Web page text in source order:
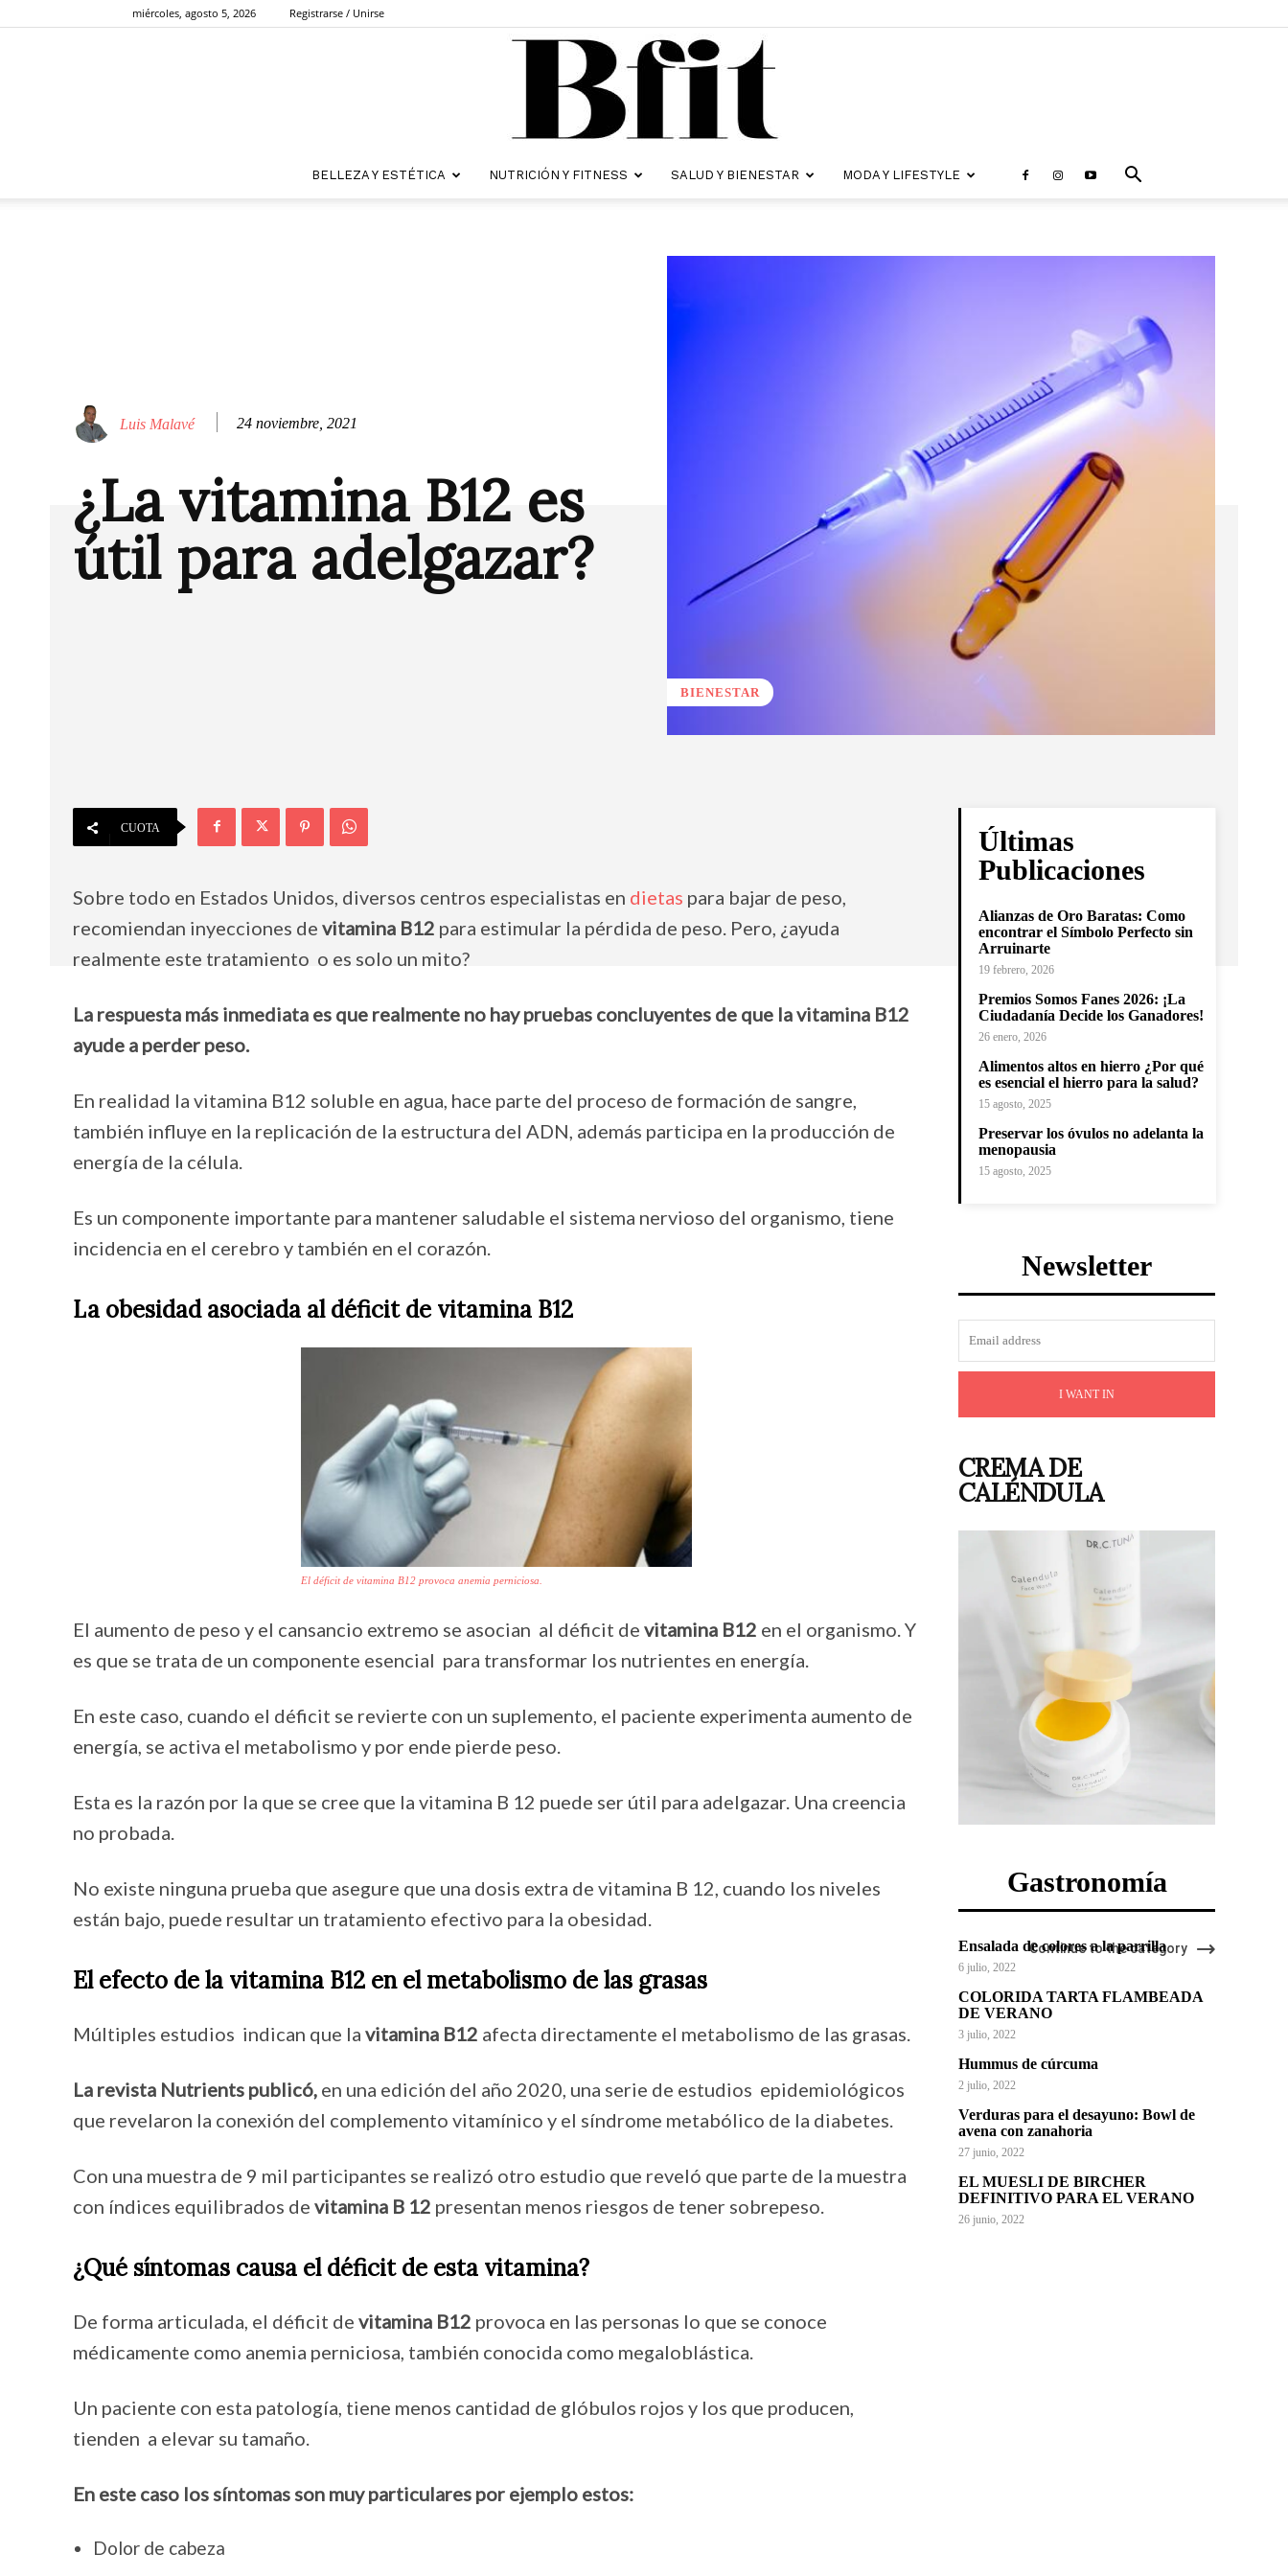
miércoles, agosto 5, 2026 Registrarse / Unirse
BELLEZA Y ESTÉTICA NUTRICIÓN Y FITNESS SALUD Y BIENESTAR MODA Y LIFESTYLE
Luis Malavé 24 noviembre, 2021
¿La vitamina B12 es
útil para adelgazar?
BIENESTAR
CUOTA
Sobre todo en Estados Unidos, diversos centros especialistas en dietas para bajar de peso,
recomiendan inyecciones de vitamina B12 para estimular la pérdida de peso. Pero, ¿ayuda
realmente este tratamiento o es solo un mito?
La respuesta más inmediata es que realmente no hay pruebas concluyentes de que la vitamina B12
ayude a perder peso.
En realidad la vitamina B12 soluble en agua, hace parte del proceso de formación de sangre,
también influye en la replicación de la estructura del ADN, además participa en la producción de
energía de la célula.
Es un componente importante para mantener saludable el sistema nervioso del organismo, tiene
incidencia en el cerebro y también en el corazón.
La obesidad asociada al déficit de vitamina B12
El déficit de vitamina B12 provoca anemia perniciosa.
El aumento de peso y el cansancio extremo se asocian al déficit de vitamina B12 en el organismo. Y
es que se trata de un componente esencial para transformar los nutrientes en energía.
En este caso, cuando el déficit se revierte con un suplemento, el paciente experimenta aumento de
energía, se activa el metabolismo y por ende pierde peso.
Esta es la razón por la que se cree que la vitamina B 12 puede ser útil para adelgazar. Una creencia
no probada.
No existe ninguna prueba que asegure que una dosis extra de vitamina B 12, cuando los niveles
están bajo, puede resultar un tratamiento efectivo para la obesidad.
El efecto de la vitamina B12 en el metabolismo de las grasas
Múltiples estudios indican que la vitamina B12 afecta directamente el metabolismo de las grasas.
La revista Nutrients publicó, en una edición del año 2020, una serie de estudios epidemiológicos
que revelaron la conexión del complemento vitamínico y el síndrome metabólico de la diabetes.
Con una muestra de 9 mil participantes se realizó otro estudio que reveló que parte de la muestra
con índices equilibrados de vitamina B 12 presentan menos riesgos de tener sobrepeso.
¿Qué síntomas causa el déficit de esta vitamina?
De forma articulada, el déficit de vitamina B12 provoca en las personas lo que se conoce
médicamente como anemia perniciosa, también conocida como megaloblástica.
Un paciente con esta patología, tiene menos cantidad de glóbulos rojos y los que producen,
tienden a elevar su tamaño.
En este caso los síntomas son muy particulares por ejemplo estos:
Dolor de cabeza
Últimas
Publicaciones
Alianzas de Oro Baratas: Como
encontrar el Símbolo Perfecto sin
Arruinarte
19 febrero, 2026
Premios Somos Fanes 2026: ¡La
Ciudadanía Decide los Ganadores!
26 enero, 2026
Alimentos altos en hierro ¿Por qué
es esencial el hierro para la salud?
15 agosto, 2025
Preservar los óvulos no adelanta la
menopausia
15 agosto, 2025
Newsletter
I WANT IN
CREMA DE
CALÉNDULA
Gastronomía
Continue to the category
Ensalada de colores a la parrilla
6 julio, 2022
COLORIDA TARTA FLAMBEADA
DE VERANO
3 julio, 2022
Hummus de cúrcuma
2 julio, 2022
Verduras para el desayuno: Bowl de
avena con zanahoria
27 junio, 2022
EL MUESLI DE BIRCHER
DEFINITIVO PARA EL VERANO
26 junio, 2022